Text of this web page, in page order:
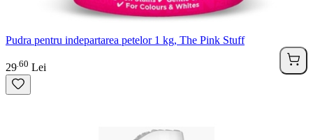
Pudra pentru indepartarea petelor 1 kg, The Pink Stuff
29 60 Lei